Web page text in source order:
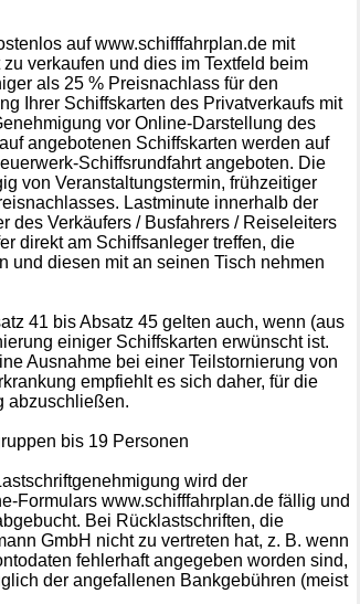
auf www.schifffahrplan.de mit
verkaufen und dies im Textfeld beim
als 25 % Preisnachlass für den
Ihrer Schiffskarten des Privatverkaufs mit
vor Online-Darstellung des
angebotenen Schiffskarten werden auf
Schiffsrundfahrt angeboten. Die
von Veranstaltungstermin, frühzeitiger
Lastminute innerhalb der
des Verkäufers / Busfahrers / Reiseleiters
direkt am Schiffsanleger treffen, die
und diesen mit an seinen Tisch nehmen
41 bis Absatz 45 gelten auch, wenn (aus
einiger Schiffskarten erwünscht ist.
Ausnahme bei einer Teilstornierung von
empfiehlt es sich daher, für die
abzuschließen.
bis 19 Personen
wird der
Formulars www.schifffahrplan.de fällig und
Bei Rücklastschriften, die
GmbH nicht zu vertreten hat, z. B. wenn
fehlerhaft angegeben worden sind,
der angefallenen Bankgebühren (meist